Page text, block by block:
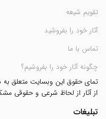
تقویم شیعه
آثار خود را بفروشید
تماس با ما
چگونه آثار خود را بفروشیم؟
تمای حقوق این وبسایت متعلق
از آثار از لحاظ شرعی و حقوقی
تبلیغات